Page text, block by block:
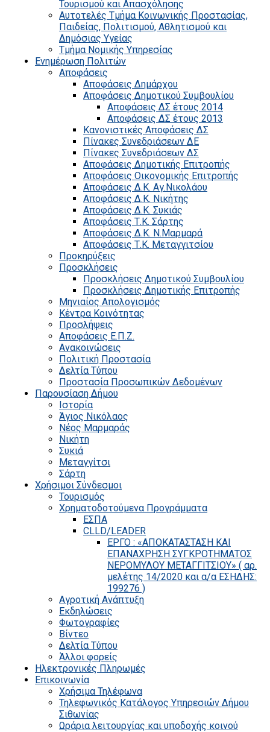
Τουρισμού και Απασχόλησης
Αυτοτελές Τμήμα Κοινωνικής Προστασίας,
Παιδείας, Πολιτισμού, Αθλητισμού και
Δημόσιας Υγείας
Τμήμα Νομικής Υπηρεσίας
Ενημέρωση Πολιτών
Αποφάσεις
Αποφάσεις Δημάρχου
Αποφάσεις Δημοτικού Συμβουλίου
Αποφάσεις ΔΣ έτους 2014
Αποφάσεις ΔΣ έτους 2013
Κανονιστικές Αποφάσεις ΔΣ
Πίνακες Συνεδριάσεων ΔΕ
Πίνακες Συνεδριάσεων ΔΣ
Αποφάσεις Δημοτικής Επιτροπής
Αποφάσεις Οικονομικής Επιτροπής
Αποφάσεις Δ.Κ. Αγ.Νικολάου
Αποφάσεις Δ.Κ. Νικήτης
Αποφάσεις Δ.Κ. Συκιάς
Αποφάσεις Τ.Κ. Σάρτης
Αποφάσεις Δ.Κ. Ν.Μαρμαρά
Αποφάσεις Τ.Κ. Μεταγγιτσίου
Προκηρύξεις
Προσκλήσεις
Προσκλήσεις Δημοτικού Συμβουλίου
Προσκλήσεις Δημοτικής Επιτροπής
Μηνιαίος Απολογισμός
Κέντρα Κοινότητας
Προσλήψεις
Αποφάσεις Ε.Π.Ζ.
Ανακοινώσεις
Πολιτική Προστασία
Δελτία Τύπου
Προστασία Προσωπικών Δεδομένων
Παρουσίαση Δήμου
Ιστορία
Άγιος Νικόλαος
Νέος Μαρμαράς
Νικήτη
Συκιά
Μεταγγίτσι
Σάρτη
Χρήσιμοι Σύνδεσμοι
Τουρισμός
Χρηματοδοτούμενα Προγράμματα
ΕΣΠΑ
CLLD/LEADER
ΕΡΓΟ : «ΑΠΟΚΑΤΑΣΤΑΣΗ ΚΑΙ
ΕΠΑΝΑΧΡΗΣΗ ΣΥΓΚΡΟΤΗΜΑΤΟΣ
ΝΕΡΟΜΥΛΟΥ ΜΕΤΑΓΓΙΤΣΙΟΥ» ( αρ.
μελέτης 14/2020 και α/α ΕΣΗΔΗΣ:
199276 )
Αγροτική Ανάπτυξη
Εκδηλώσεις
Φωτογραφίες
Βίντεο
Δελτία Τύπου
Άλλοι φορείς
Ηλεκτρονικές Πληρωμές
Επικοινωνία
Χρήσιμα Τηλέφωνα
Τηλεφωνικός Κατάλογος Υπηρεσιών Δήμου
Σιθωνίας
Ωράρια λειτουργίας και υποδοχής κοινού